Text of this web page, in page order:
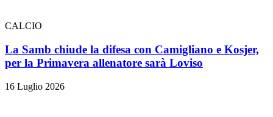
CALCIO
La Samb chiude la difesa con Camigliano e Kosjer,
per la Primavera allenatore sarà Loviso
16 Luglio 2026